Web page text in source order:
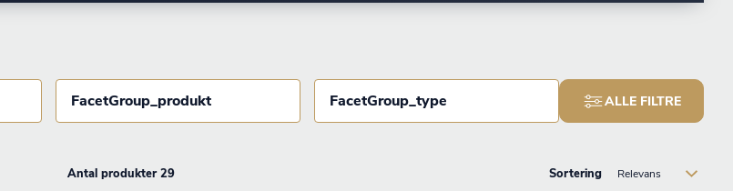
FacetGroup_produkt FacetGroup_type ALLE FILTRE
Antal produkter 29 Sortering